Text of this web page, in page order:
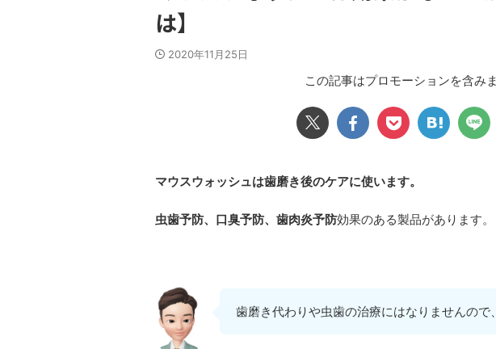
は】
2020年11月25日
この記事はプロモーションを含みま
マウスウォッシュは歯磨き後のケアに使います。
虫歯予防、口臭予防、歯肉炎予防効果のある製品があります。
歯磨き代わりや虫歯の治療にはなりませんので